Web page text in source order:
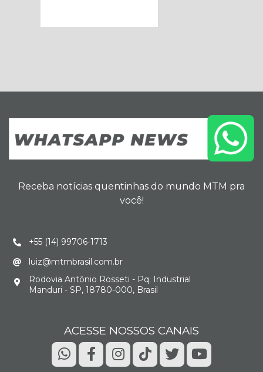
Receba notícias quentinhas do mundo MTM pra
você!
+55 (14) 99706-1713
luiz@mtmbrasil.com.br
Rodovia Antônio Rosseti - Pq. Industrial
Manduri - SP, 18780-000, Brasil
ACESSE NOSSOS CANAIS